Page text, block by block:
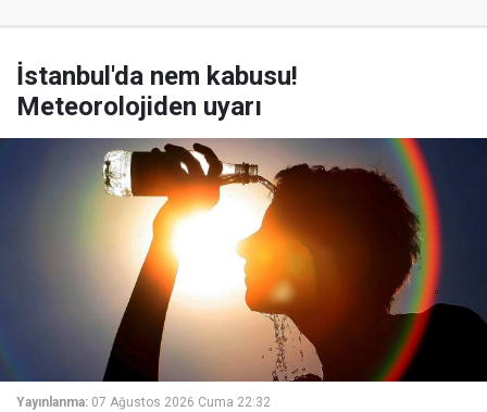
İstanbul'da nem kabusu!
Meteorolojiden uyarı
Yayınlanma: 07 Ağustos 2026 Cuma 22:32